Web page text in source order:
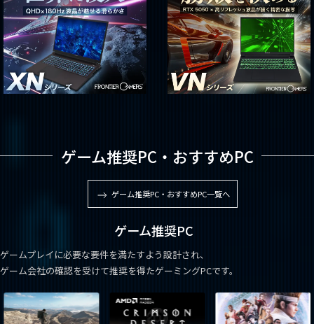
ゲーム推奨PC・おすすめPC
ゲーム推奨PC・おすすめPC一覧へ
ゲーム推奨PC
ゲームプレイに必要な要件を満たすよう設計され、
ゲーム会社の確認を受けて推奨を得たゲーミングPCです。